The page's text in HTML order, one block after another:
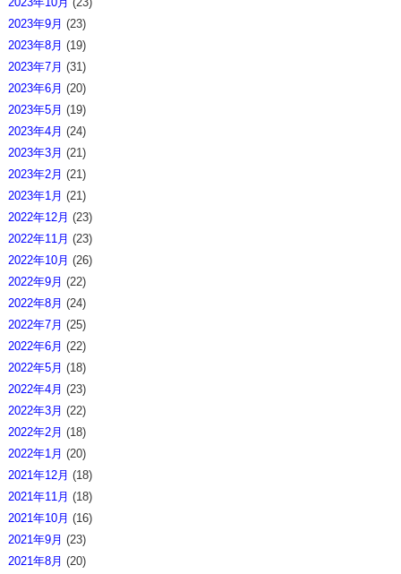
2023年9月 (23)
2023年8月 (19)
2023年7月 (31)
2023年6月 (20)
2023年5月 (19)
2023年4月 (24)
2023年3月 (21)
2023年2月 (21)
2023年1月 (21)
2022年12月 (23)
2022年11月 (23)
2022年10月 (26)
2022年9月 (22)
2022年8月 (24)
2022年7月 (25)
2022年6月 (22)
2022年5月 (18)
2022年4月 (23)
2022年3月 (22)
2022年2月 (18)
2022年1月 (20)
2021年12月 (18)
2021年11月 (18)
2021年10月 (16)
2021年9月 (23)
2021年8月 (20)